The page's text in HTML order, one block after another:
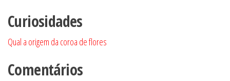
Curiosidades
Qual a origem da coroa de flores
Comentários